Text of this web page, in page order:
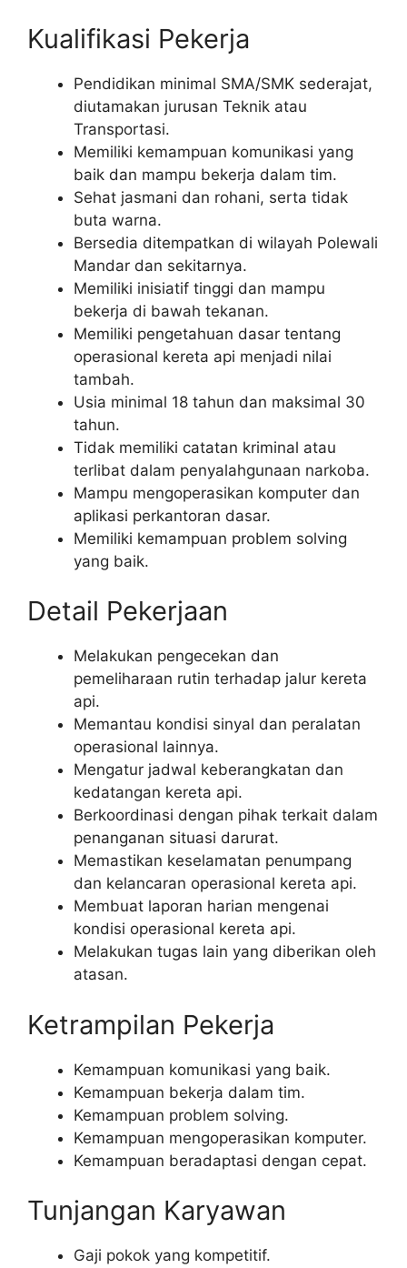
Kualifikasi Pekerja
Pendidikan minimal SMA/SMK sederajat,
diutamakan jurusan Teknik atau
Transportasi.
Memiliki kemampuan komunikasi yang
baik dan mampu bekerja dalam tim.
Sehat jasmani dan rohani, serta tidak
buta warna.
Bersedia ditempatkan di wilayah Polewali
Mandar dan sekitarnya.
Memiliki inisiatif tinggi dan mampu
bekerja di bawah tekanan.
Memiliki pengetahuan dasar tentang
operasional kereta api menjadi nilai
tambah.
Usia minimal 18 tahun dan maksimal 30
tahun.
Tidak memiliki catatan kriminal atau
terlibat dalam penyalahgunaan narkoba.
Mampu mengoperasikan komputer dan
aplikasi perkantoran dasar.
Memiliki kemampuan problem solving
yang baik.
Detail Pekerjaan
Melakukan pengecekan dan
pemeliharaan rutin terhadap jalur kereta
api.
Memantau kondisi sinyal dan peralatan
operasional lainnya.
Mengatur jadwal keberangkatan dan
kedatangan kereta api.
Berkoordinasi dengan pihak terkait dalam
penanganan situasi darurat.
Memastikan keselamatan penumpang
dan kelancaran operasional kereta api.
Membuat laporan harian mengenai
kondisi operasional kereta api.
Melakukan tugas lain yang diberikan oleh
atasan.
Ketrampilan Pekerja
Kemampuan komunikasi yang baik.
Kemampuan bekerja dalam tim.
Kemampuan problem solving.
Kemampuan mengoperasikan komputer.
Kemampuan beradaptasi dengan cepat.
Tunjangan Karyawan
Gaji pokok yang kompetitif.